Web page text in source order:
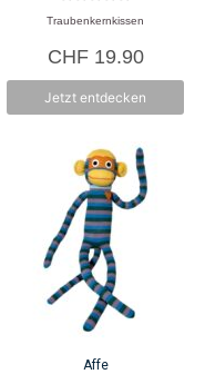
v
n
Traubenkernkissen
CHF19.90
Jetzt entdecken
Affe